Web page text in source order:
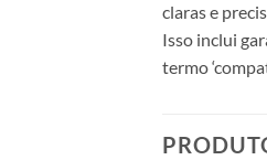
claras e
Isso inclui
termo